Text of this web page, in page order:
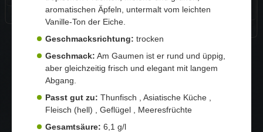
aromatischen Äpfeln, untermalt vom leichten
Vanille-Ton der Eiche.
Geschmacksrichtung: trocken
Geschmack: Am Gaumen ist er rund und üppig,
aber gleichzeitig frisch und elegant mit langem
Abgang.
Passt gut zu: Thunfisch , Asiatische Küche ,
Fleisch (hell) , Geflügel , Meeresfrüchte
Gesamtsäure: 6,1 g/l